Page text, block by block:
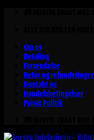
Om os
Betaling
Forsendelse
Retur og refunderinger
Kontakt os
Handelsbetingelser
Privat Politik